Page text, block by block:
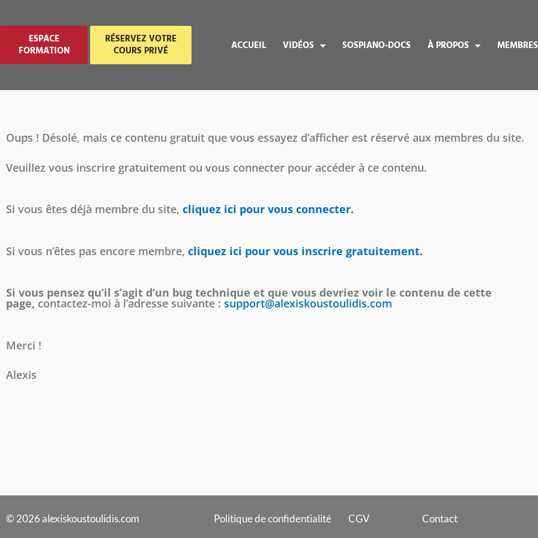
ESPACE
FORMATION
RÉSERVEZ VOTRE
COURS PRIVÉ
ACCUEIL VIDÉOS SOSPIANO-DOCS À PROPOS MEMBRES
Oups ! Désolé, mais ce contenu gratuit que vous essayez d’afficher est réservé aux membres du site.
Veuillez vous inscrire gratuitement ou vous connecter pour accéder à ce contenu.
Si vous êtes déjà membre du site, cliquez ici pour vous connecter.
Si vous n’êtes pas encore membre, cliquez ici pour vous inscrire gratuitement.
Si vous pensez qu’il s’agit d’un bug technique et que vous devriez voir le contenu de cette
page, contactez-moi à l’adresse suivante : support@alexiskoustoulidis.com
Merci !
Alexis
© 2026 alexiskoustoulidis.com Politique de confidentialité CGV Contact